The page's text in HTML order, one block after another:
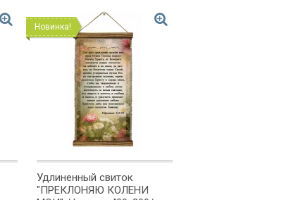
Новинка!
Удлиненный свиток
"ПРЕКЛОНЯЮ КОЛЕНИ